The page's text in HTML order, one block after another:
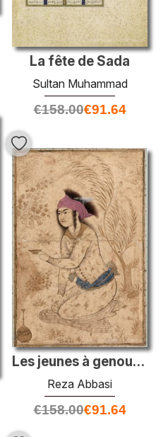
La fête de Sada
Sultan Muhammad
€158.00€91.64
Les jeunes à genoux et tendre une tasse à vin
Reza Abbasi
€158.00€91.64